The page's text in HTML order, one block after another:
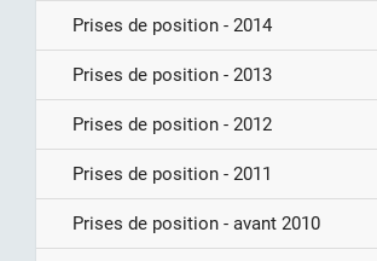
Prises de position - 2014
Prises de position - 2013
Prises de position - 2012
Prises de position - 2011
Prises de position - avant 2010